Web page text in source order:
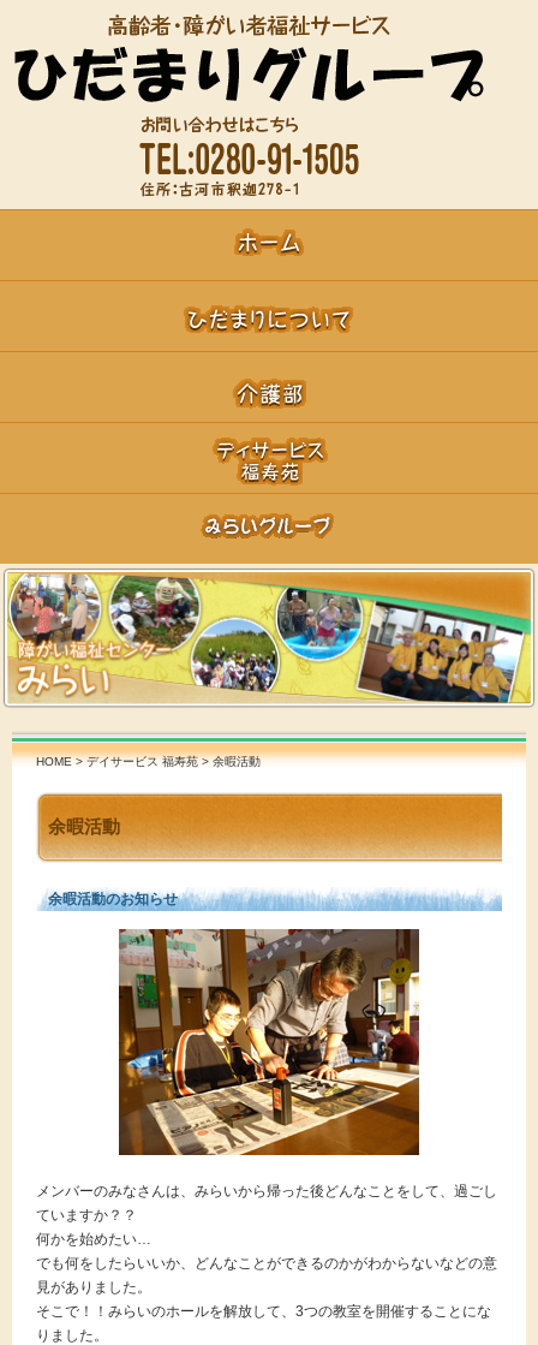
HOME>デイサービス 福寿苑> 余暇活動
余暇活動
余暇活動のお知らせ
メンバーのみなさんは、みらいから帰った後どんなことをして、過ごし
ていますか？？
何かを始めたい…
でも何をしたらいいか、どんなことができるのかがわからないなどの意
見がありました。
そこで！！みらいのホールを解放して、3つの教室を開催することにな
りました。